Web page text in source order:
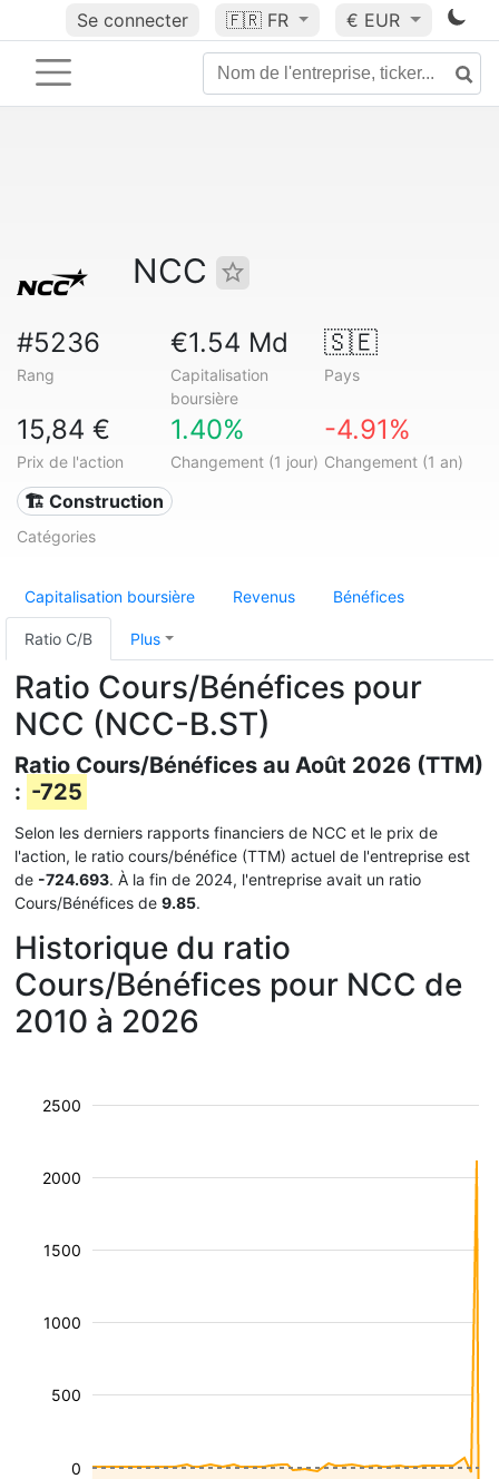
Se connecter 🇫🇷 FR € EUR
NCC
#5236
Rang
€1.54 Md
Capitalisation
boursière
🇸🇪
Pays
15,84 €
Prix de l'action
1.40%
Changement (1 jour)
-4.91%
Changement (1 an)
🏗 Construction
Catégories
Capitalisation boursière Revenus Bénéfices
Ratio C/B Plus
Ratio Cours/Bénéfices pour
NCC (NCC-B.ST)
Ratio Cours/Bénéfices au Août 2026 (TTM)
: -725
Selon les derniers rapports financiers de NCC et le prix de
l'action, le ratio cours/bénéfice (TTM) actuel de l'entreprise est
de -724.693. À la fin de 2024, l'entreprise avait un ratio
Cours/Bénéfices de 9.85.
Historique du ratio
Cours/Bénéfices pour NCC de
2010 à 2026
500
1000
1500
2000
2500
0